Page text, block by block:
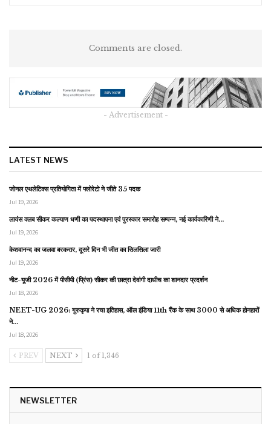
Comments are closed.
- Advertisement -
LATEST NEWS
जोनल एथलेटिक्स प्रतियोगिता में फ्लोरेटो ने जीते 35 पदक
Jul 19, 2026
लायंस क्लब सीकर कल्याण धणी का पदस्थापना एवं पुरस्कार समारोह सम्पन्न, नई कार्यकारिणी ने…
Jul 19, 2026
केशवानन्द का जलवा बरकरार, दूसरे दिन भी जीत का सिलसिला जारी
Jul 19, 2026
नीट-यूजी 2026 में पीसीपी (प्रिंस) सीकर की छात्रा देवांगी दाधीच का शानदार प्रदर्शन
Jul 18, 2026
NEET-UG 2026: गुरुकृपा ने रचा इतिहास, ऑल इंडिया 11th रैंक के साथ 3000 से अधिक होनहारों
ने…
Jul 18, 2026
PREV NEXT 1 of 1,346
NEWSLETTER